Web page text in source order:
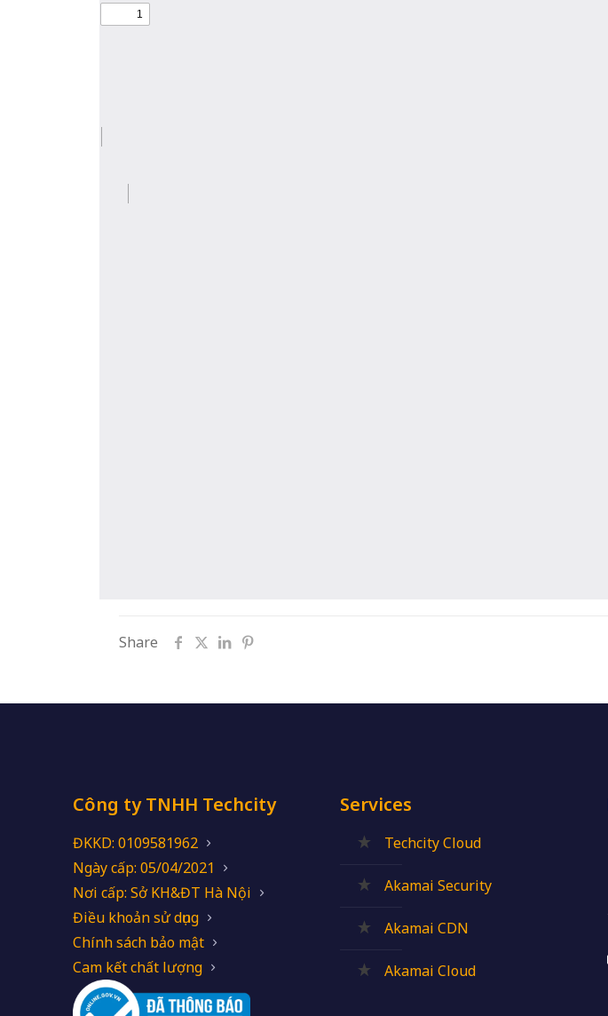
Share
Công ty TNHH Techcity
ĐKKD: 0109581962
Ngày cấp: 05/04/2021
Nơi cấp: Sở KH&ĐT Hà Nội
Điều khoản sử dụng
Chính sách bảo mật
Cam kết chất lượng
Services
Techcity Cloud
Akamai Security
Akamai CDN
Akamai Cloud